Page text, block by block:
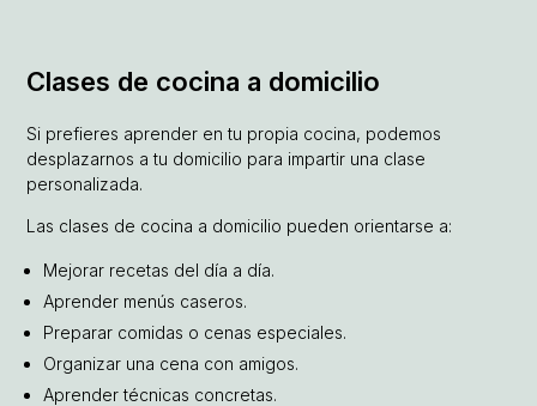
Clases de cocina a domicilio
Si prefieres aprender en tu propia cocina, podemos
desplazarnos a tu domicilio para impartir una clase
personalizada.
Las clases de cocina a domicilio pueden orientarse a:
Mejorar recetas del día a día.
Aprender menús caseros.
Preparar comidas o cenas especiales.
Organizar una cena con amigos.
Aprender técnicas concretas.